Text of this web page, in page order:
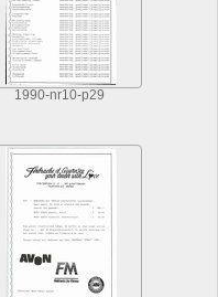
1990-nr10-p29